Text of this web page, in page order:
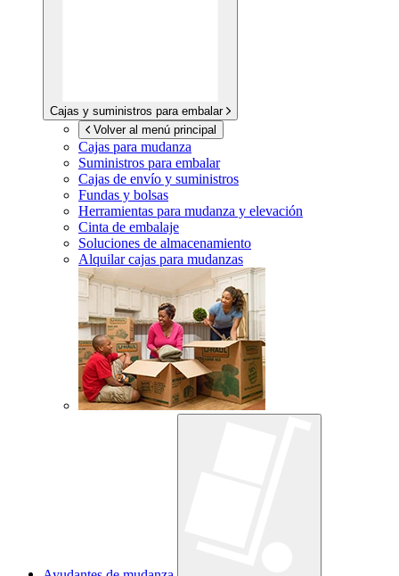
Cajas y suministros para embalar
Volver al menú principal
Cajas para mudanza
Suministros para embalar
Cajas de envío y suministros
Fundas y bolsas
Herramientas para mudanza y elevación
Cinta de embalaje
Soluciones de almacenamiento
Alquilar cajas para mudanzas